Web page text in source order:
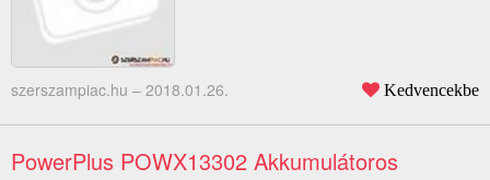
szerszampiac.hu – 2018.01.26. Kedvencekbe
PowerPlus POWX13302 Akkumulátoros